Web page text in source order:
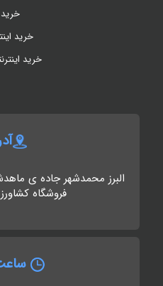
خرید
خرید
خرید
البرز محمدشهر جاده ی
فروشگاه